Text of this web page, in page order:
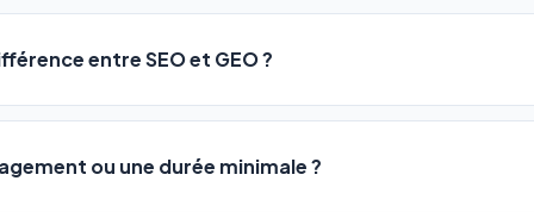
observent une amélioration de leur positionnement en4
entre SEO et GEO ?
vous positionne sur les moteurs classiques :
Optimization) va plus loin : il fait en sorte que les IA
citent comme référence dans leurs réponses. Notre
ou une durée minimale ?